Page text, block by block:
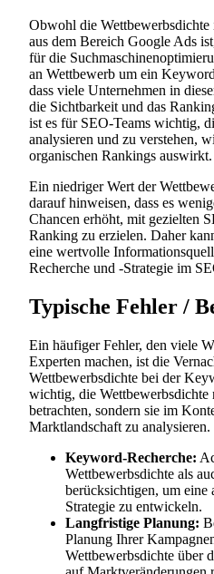
Obwohl die
aus dem Bereich Google Ads
für die
an Wettbewerb um ein
dass viele Unternehmen in
die Sichtbarkeit und das
ist es für SEO-Teams wichtig,
analysieren und zu verstehen,
organischen Rankings auswirkt.
Ein niedriger Wert der
darauf hinweisen, dass es
Chancen erhöht, mit gezielten
Ranking zu erzielen. Daher
eine wertvolle
Recherche und -Strategie im
Typische Fehler /
Ein häufiger Fehler, den viele
Experten machen, ist die
Wettbewerbsdichte bei der
wichtig, die
betrachten, sondern sie im
Marktlandschaft zu analysieren.
Keyword-Recherche:
Wettbewerbsdichte als
berücksichtigen, um
Strategie zu entwickeln.
Langfristige Planung:
Planung Ihrer
Wettbewerbsdichte über